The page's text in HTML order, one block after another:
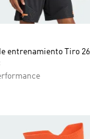
entrenamiento Tiro
de deseos